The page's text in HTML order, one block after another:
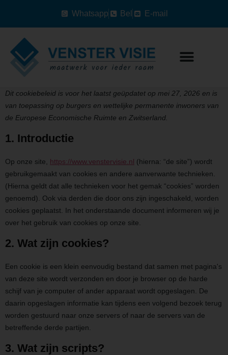
Whatsapp Bel E-mail
Dit cookiebeleid is voor het laatst geüpdatet op mei 27, 2026 en is
van toepassing op burgers en wettelijke permanente inwoners van
de Europese Economische Ruimte en Zwitserland.
1. Introductie
Op onze site, https://www.venstervisie.nl (hierna: “de site”) wordt
gebruikgemaakt van cookies en andere aanverwante technieken.
(Hierna geldt dat alle technieken voor het gemak “cookies” worden
genoemd). Ook via derden die door ons zijn ingeschakeld, worden
cookies geplaatst. In het onderstaande document informeren wij je
over het gebruik van cookies op onze site.
2. Wat zijn cookies?
Een cookie is een klein eenvoudig bestand dat samen met pagina's
van deze site wordt verzonden en door je browser op de harde
schijf van je computer of ander apparaat wordt opgeslagen. De
daarin opgeslagen informatie kan tijdens een volgend bezoek terug
worden gestuurd naar onze servers of naar de servers van de
betreffende derde partijen.
3. Wat zijn scripts?